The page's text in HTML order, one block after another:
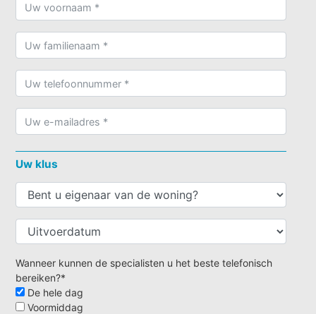
Uw klus
Wanneer kunnen de specialisten u het beste telefonisch
bereiken?*
De hele dag
Voormiddag